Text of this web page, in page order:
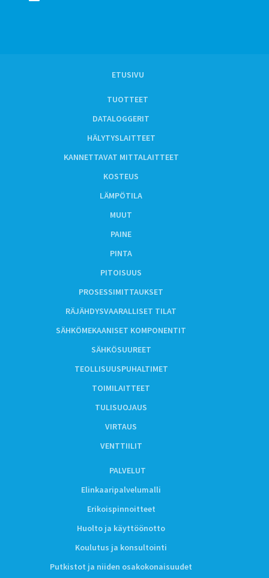
ETUSIVU
TUOTTEET
DATALOGGERIT
HÄLYTYSLAITTEET
KANNETTAVAT MITTALAITTEET
KOSTEUS
LÄMPÖTILA
MUUT
PAINE
PINTA
PITOISUUS
PROSESSIMITTAUKSET
RÄJÄHDYSVAARALLISET TILAT
SÄHKÖMEKAANISET KOMPONENTIT
SÄHKÖSUUREET
TEOLLISUUSPUHALTIMET
TOIMILAITTEET
TULISUOJAUS
VIRTAUS
VENTTIILIT
PALVELUT
Elinkaaripalvelumalli
Erikoispinnoitteet
Huolto ja käyttöönotto
Koulutus ja konsultointi
Putkistot ja niiden osakokonaisuudet